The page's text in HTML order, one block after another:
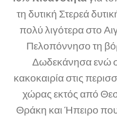
τη δυτική Στερεά
πολύ λιγότερα στο
Πελοπόννησο τη
Δωδεκάνησα ενώ
κακοκαιρία στις
χώρας εκτός από
Θράκη και Ήπειρο